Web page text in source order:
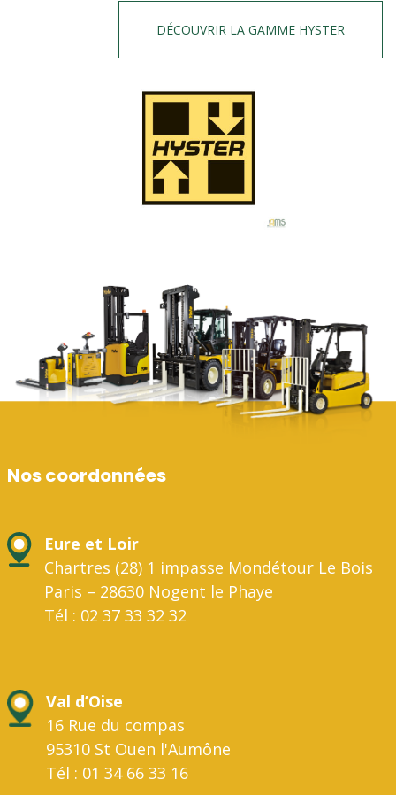
DÉCOUVRIR LA GAMME HYSTER
Nos coordonnées
Eure et Loir
Chartres (28) 1 impasse Mondétour Le Bois
Paris – 28630 Nogent le Phaye
Tél : 02 37 33 32 32
Val d’Oise
16 Rue du compas
95310 St Ouen l'Aumône
Tél : 01 34 66 33 16